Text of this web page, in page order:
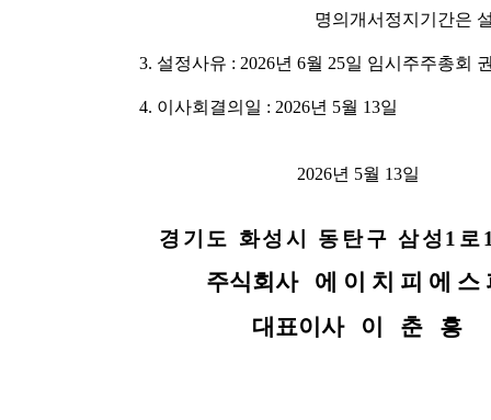
명의개서정지기간은
3. 설정사유 : 2026년 6월 25일 임시주주총회
4. 이사회결의일 : 2026년 5월 13일
2026년 5월 13일
경기도 화성시 동탄구 삼성 1 로
주식회사
에 이 치 피 에 스
대표이사
이 춘 흥